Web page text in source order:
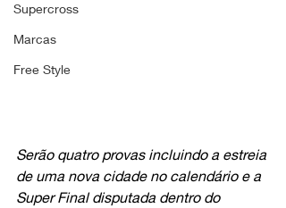
Supercross
Marcas
Free Style
Serão quatro provas incluindo a estreia
de uma nova cidade no calendário e a
Super Final disputada dentro do